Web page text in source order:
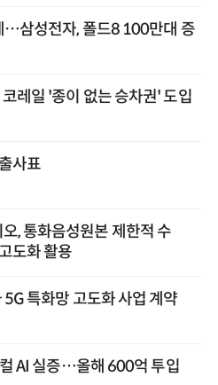
…삼성전자, 폴드8 100만대 증
레일 '종이 없는 승차권' 도입
사표
, 통화음성원본 제한적 수
도화 활용
특화망 고도화 사업 계약
AI 실증…올해 600억 투입